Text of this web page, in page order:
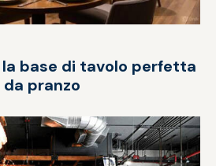
base di tavolo perfetta
pranzo